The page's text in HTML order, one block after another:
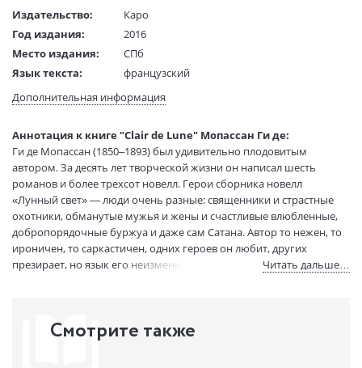
Издательство:
Каро
Год издания:
2016
Место издания:
СПб
Язык текста:
французский
Тип обложки:
Размеры в мм
(ДхШхВ):
165x120
Вес:
115 гр.
Страниц:
224
Тираж:
2000 экз.
Код товара:
852209
Артикул:
6504
ISBN:
978-5-9925-1115-4
Дополнительная информация
Аннотация к книге "Clair de Lune" Мопассан Ги де:
Ги де Мопассан (1850–1893) был удивительно плодовитым
автором. За десять лет творческой жизни он написал шесть
романов и более трехсот новелл. Герои сборника новелл
«Лунный свет» — люди очень разные: священники и страстные
охотники, обманутые мужья и жены и счастливые влюбленные,
добропорядочные буржуа и даже сам Сатана. Автор то нежен, то
ироничен, то саркастичен, одних героев он любит, других
презирает, но язык его неизменно изящен и прост.Читать дальше…
Смотрите также